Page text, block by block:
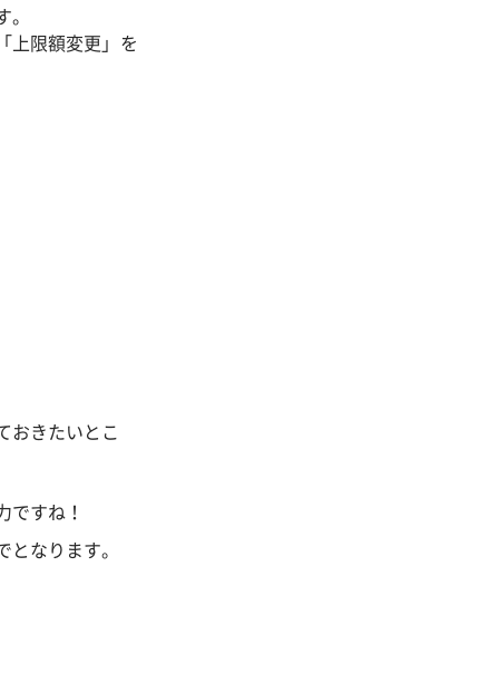
。
上限額変更」を
おきたいとこ
ですね！
なります。